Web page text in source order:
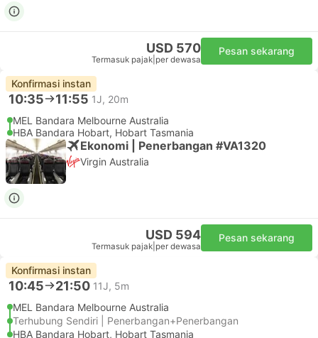
USD 570
Termasuk pajak per dewasa
Pesan sekarang
Konfirmasi instan
10:35 11:55 1J, 20m
MEL Bandara Melbourne Australia
HBA Bandara Hobart, Hobart Tasmania
Ekonomi | Penerbangan #VA1320
Virgin Australia
USD 594
Termasuk pajak per dewasa
Pesan sekarang
Konfirmasi instan
10:45 21:50 11J, 5m
MEL Bandara Melbourne Australia
Terhubung Sendiri | Penerbangan+Penerbangan
HBA Bandara Hobart, Hobart Tasmania